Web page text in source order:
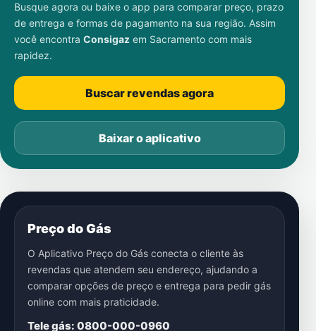
Busque agora ou baixe o app para comparar preço, prazo
de entrega e formas de pagamento na sua região. Assim
você encontra Consigaz em Sacramento com mais
rapidez.
Buscar revendas agora
Baixar o aplicativo
Preço do Gás
O Aplicativo Preço do Gás conecta o cliente às
revendas que atendem seu endereço, ajudando a
comparar opções de preço e entrega para pedir gás
online com mais praticidade.
Tele gás: 0800-000-0960